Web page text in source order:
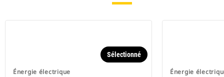
Énergie électrique
Sélectionné
Énergie